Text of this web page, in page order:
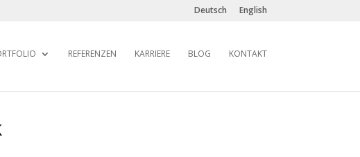
Deutsch English
REFERENZEN KARRIERE BLOG KONTAKT